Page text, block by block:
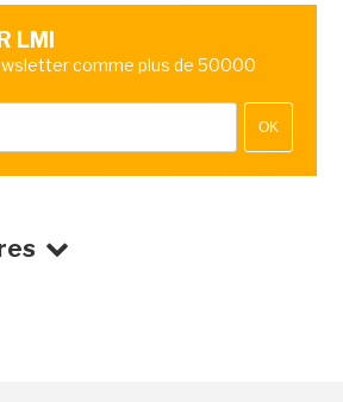
LMI
comme plus de 50000
OK